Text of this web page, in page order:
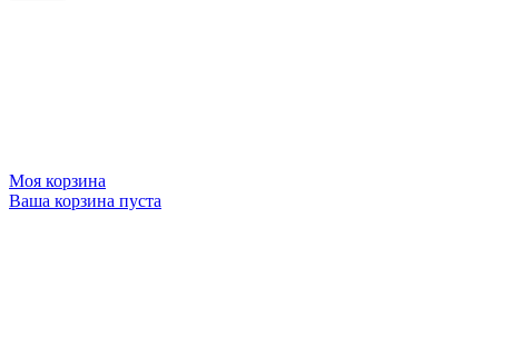
Моя корзина
Ваша корзина пуста